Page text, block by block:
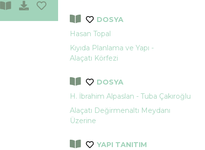
DOSYA
Hasan Topal
Kıyıda Planlama ve Yapı -
Alaçatı Körfezi
DOSYA
H. İbrahim Alpaslan - Tuba Çakıroğlu
Alaçatı Değirmenaltı Meydanı
Üzerine
YAPI TANITIM